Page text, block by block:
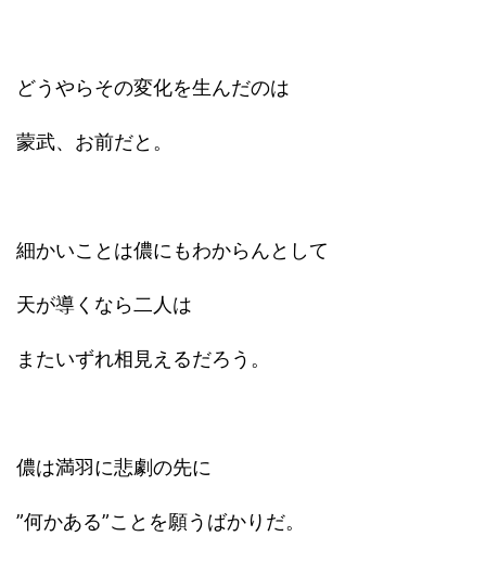
どうやらその変化を生んだのは
蒙武、お前だと。
細かいことは儂にもわからんとして
天が導くなら二人は
またいずれ相見えるだろう。
儂は満羽に悲劇の先に
”何かある”ことを願うばかりだ。